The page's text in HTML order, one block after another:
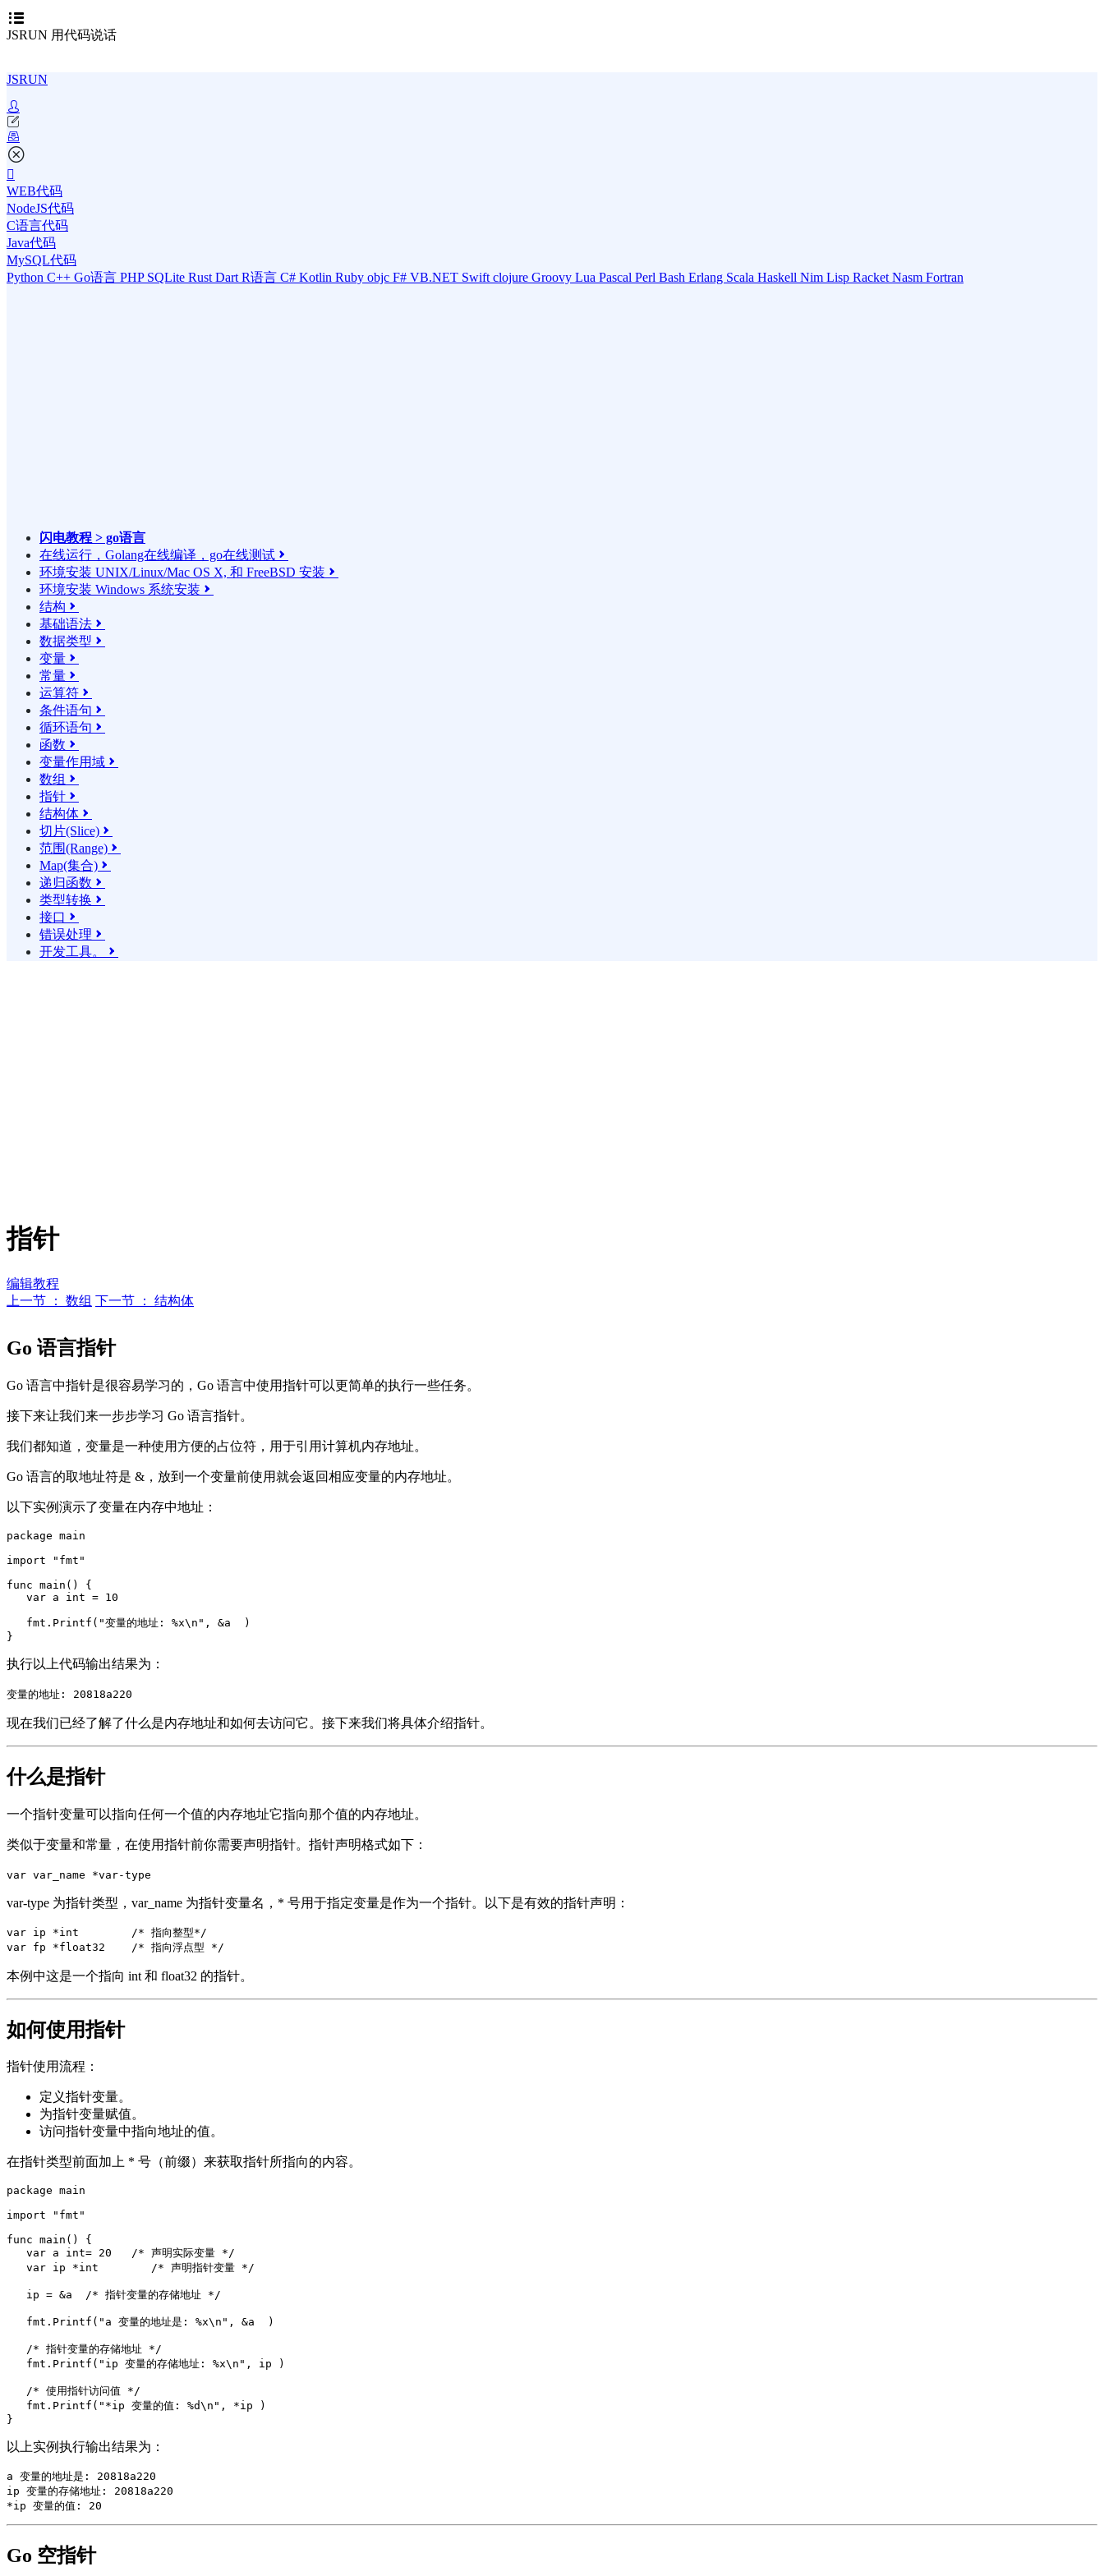
JSRUN 用代码说话
JSRUN
WEB代码
NodeJS代码
C语言代码
Java代码
MySQL代码
Python C++ Go语言 PHP SQLite Rust Dart R语言 C# Kotlin Ruby objc F# VB.NET Swift clojure Groovy Lua Pascal Perl Bash Erlang Scala Haskell Nim Lisp Racket Nasm Fortran
闪电教程 > go语言
在线运行，Golang在线编译，go在线测试 
环境安装 UNIX/Linux/Mac OS X, 和 FreeBSD 安装 
环境安装 Windows 系统安装 
结构 
基础语法 
数据类型 
变量 
常量 
运算符 
条件语句 
循环语句 
函数 
变量作用域 
数组 
指针 
结构体 
切片(Slice) 
范围(Range) 
Map(集合) 
递归函数 
类型转换 
接口 
错误处理 
开发工具。 
指针
编辑教程
上一节 ： 数组 下一节 ： 结构体
Go 语言指针
Go 语言中指针是很容易学习的，Go 语言中使用指针可以更简单的执行一些任务。
接下来让我们来一步步学习 Go 语言指针。
我们都知道，变量是一种使用方便的占位符，用于引用计算机内存地址。
Go 语言的取地址符是 &，放到一个变量前使用就会返回相应变量的内存地址。
以下实例演示了变量在内存中地址：
package main
import "fmt"
func main() {
   var a int = 10
   fmt.Printf("变量的地址: %x\n", &a  )
执行以上代码输出结果为：
变量的地址: 20818a220
现在我们已经了解了什么是内存地址和如何去访问它。接下来我们将具体介绍指针。
什么是指针
一个指针变量可以指向任何一个值的内存地址它指向那个值的内存地址。
类似于变量和常量，在使用指针前你需要声明指针。指针声明格式如下：
var var_name *var-type
var-type 为指针类型，var_name 为指针变量名，* 号用于指定变量是作为一个指针。以下是有效的指针声明：
var ip *int        /* 指向整型*/
本例中这是一个指向 int 和 float32 的指针。
如何使用指针
指针使用流程：
定义指针变量。
为指针变量赋值。
访问指针变量中指向地址的值。
在指针类型前面加上 * 号（前缀）来获取指针所指向的内容。
package main
import "fmt"
func main() {
   var a int= 20   /* 声明实际变量 */
   var ip *int        /* 声明指针变量 */
   ip = &a  /* 指针变量的存储地址 */
   fmt.Printf("a 变量的地址是: %x\n", &a  )
   /* 指针变量的存储地址 */
   fmt.Printf("ip 变量的存储地址: %x\n", ip )
   /* 使用指针访问值 */
   fmt.Printf("*ip 变量的值: %d\n", *ip )
以上实例执行输出结果为：
a 变量的地址是: 20818a220
ip 变量的存储地址: 20818a220
Go 空指针